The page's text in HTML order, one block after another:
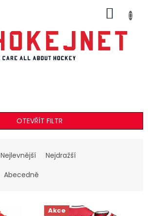
KOŠÍK
OTEVŘÍT FILTR
Nejlevnější
Nejdražší
Abecedně
Akce